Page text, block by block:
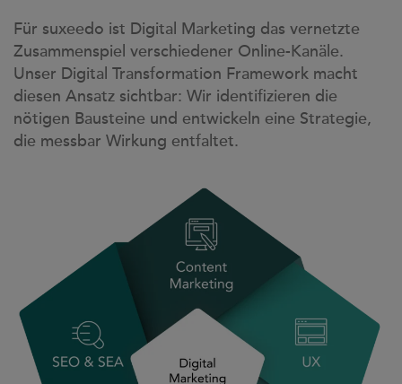
Für suxeedo ist Digital Marketing das vernetzte
Zusammenspiel verschiedener Online-Kanäle.
Unser Digital Transformation Framework macht
diesen Ansatz sichtbar: Wir identifizieren die
nötigen Bausteine und entwickeln eine Strategie,
die messbar Wirkung entfaltet.